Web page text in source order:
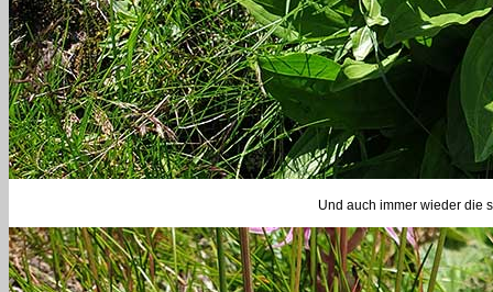
Und auch immer wieder die